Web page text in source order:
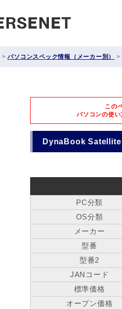
>パソコンスペック情報（メーカー別） >
この
パソコンの使
DynaBook Satellite
PC分類
OS分類
メーカー
型番
型番2
JANコード
標準価格
オープン価格